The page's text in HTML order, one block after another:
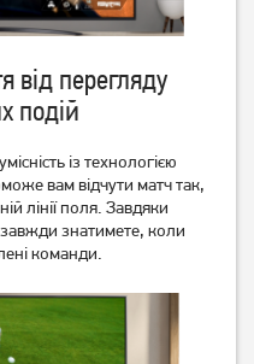
Телевізор Romsat
32HGN18ST2 Smart TV WiFi
(Офіційний GOOGLE)
6 089грн
від перегляду
подій
із технологією
вам відчути матч так,
лінії поля. Завдяки
знатимете, коли
команди.